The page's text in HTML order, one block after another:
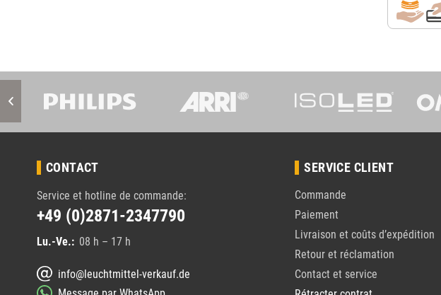
CONTACT
Service et hotline de commande:
+49 (0)2871-2347790
Lu.-Ve.: 08 h – 17 h
info@leuchtmittel-verkauf.de
SERVICE CLIENT
Commande
Paiement
Livraison et coûts d’expédition
Retour et réclamation
Contact et service